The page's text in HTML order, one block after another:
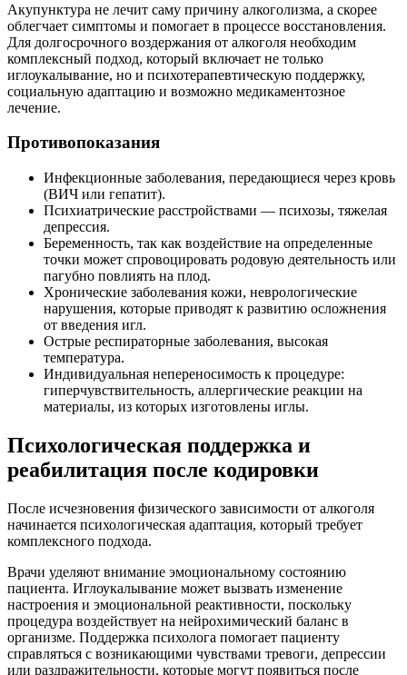
Акупунктура не лечит саму причину алкоголизма, а скорее
облегчает симптомы и помогает в процессе восстановления.
Для долгосрочного воздержания от алкоголя необходим
комплексный подход, который включает не только
иглоукалывание, но и психотерапевтическую поддержку,
социальную адаптацию и возможно медикаментозное
лечение.
Противопоказания
Инфекционные заболевания, передающиеся через кровь
(ВИЧ или гепатит).
Психиатрические расстройствами — психозы, тяжелая
депрессия.
Беременность, так как воздействие на определенные
точки может спровоцировать родовую деятельность или
пагубно повлиять на плод.
Хронические заболевания кожи, неврологические
нарушения, которые приводят к развитию осложнения
от введения игл.
Острые респираторные заболевания, высокая
температура.
Индивидуальная непереносимость к процедуре:
гиперчувствительность, аллергические реакции на
материалы, из которых изготовлены иглы.
Психологическая поддержка и
реабилитация после кодировки
После исчезновения физического зависимости от алкоголя
начинается психологическая адаптация, который требует
комплексного подхода.
Врачи уделяют внимание эмоциональному состоянию
пациента. Иглоукалывание может вызвать изменение
настроения и эмоциональной реактивности, поскольку
процедура воздействует на нейрохимический баланс в
организме. Поддержка психолога помогает пациенту
справляться с возникающими чувствами тревоги, депрессии
или раздражительности, которые могут появиться после